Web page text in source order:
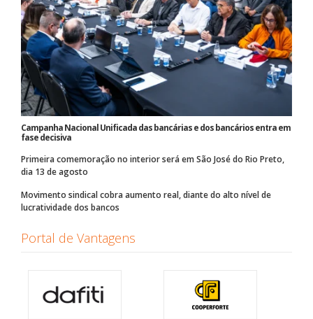
Campanha Nacional Unificada das bancárias e dos bancários entra em
fase decisiva
Primeira comemoração no interior será em São José do Rio Preto,
dia 13 de agosto
Movimento sindical cobra aumento real, diante do alto nível de
lucratividade dos bancos
Portal de Vantagens